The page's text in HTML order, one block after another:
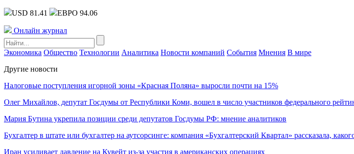
USD 81.41 ЕВРО 94.06
Онлайн журнал
Экономика Общество Технологии Аналитика Новости компаний События Мнения В мире
Другие новости
Налоговые поступления игорной зоны «Красная Поляна» выросли почти на 15%
Олег Михайлов, депутат Госдумы от Республики Коми, вошел в число участников федерального
Мария Бутина укрепила позиции среди депутатов Госдумы РФ: мнение аналитиков
Бухгалтер в штате или бухгалтер на аутсорсинге: компания «Бухгалтерский Квартал» рассказала,
Иран усиливает давление на Кувейт из-за участия в американских операциях